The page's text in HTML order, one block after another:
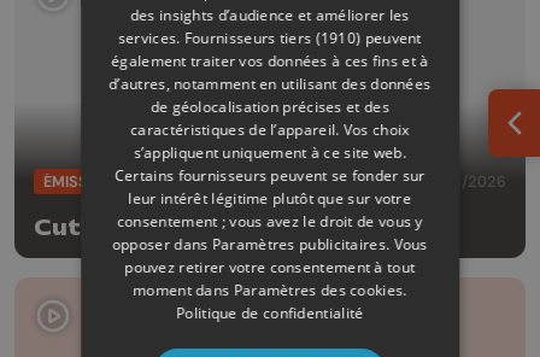
ÉMISSIONS 05/08/2026
Cut!
des insights d’audience et améliorer les
services. Fournisseurs tiers (1910) peuvent
également traiter vos données à ces fins et à
d’autres, notamment en utilisant des données
de géolocalisation précises et des
caractéristiques de l’appareil. Vos choix
s’appliquent uniquement à ce site web.
Certains fournisseurs peuvent se fonder sur
leur intérêt légitime plutôt que sur votre
consentement ; vous avez le droit de vous y
opposer dans Paramètres publicitaires. Vous
pouvez retirer votre consentement à tout
moment dans Paramètres des cookies.
Politique de confidentialité